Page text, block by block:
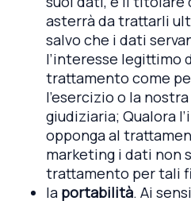
asterrà da trattarli
salvo che i dati
l’interesse legittimo
trattamento come
l’esercizio o la
giudiziaria; Qualora
opponga al
marketing i dati non
trattamento per tali
la portabilità. Ai